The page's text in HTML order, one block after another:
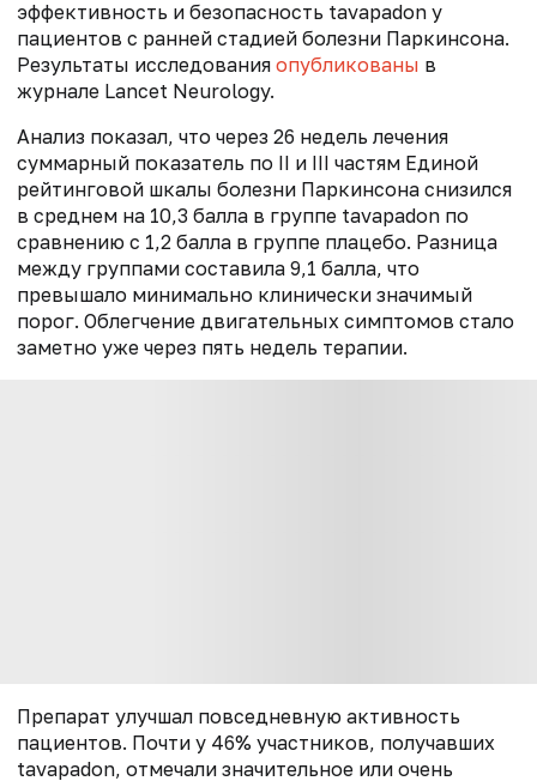
эффективность и безопасность tavapadon у
пациентов с ранней стадией болезни Паркинсона.
Результаты исследования опубликованы в
журнале Lancet Neurology.
Анализ показал, что через 26 недель лечения
суммарный показатель по II и III частям Единой
рейтинговой шкалы болезни Паркинсона снизился
в среднем на 10,3 балла в группе tavapadon по
сравнению с 1,2 балла в группе плацебо. Разница
между группами составила 9,1 балла, что
превышало минимально клинически значимый
порог. Облегчение двигательных симптомов стало
заметно уже через пять недель терапии.
Препарат улучшал повседневную активность
пациентов. Почти у 46% участников, получавших
tavapadon, отмечали значительное или очень